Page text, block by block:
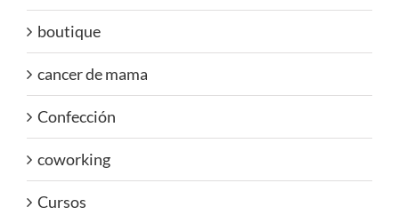
boutique
cancer de mama
Confección
coworking
Cursos